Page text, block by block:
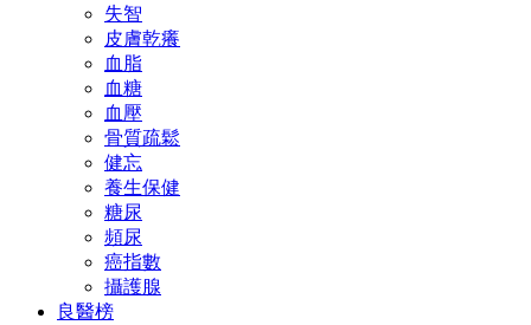
失智
皮膚乾癢
血脂
血糖
血壓
骨質疏鬆
健忘
養生保健
糖尿
頻尿
癌指數
攝護腺
良醫榜